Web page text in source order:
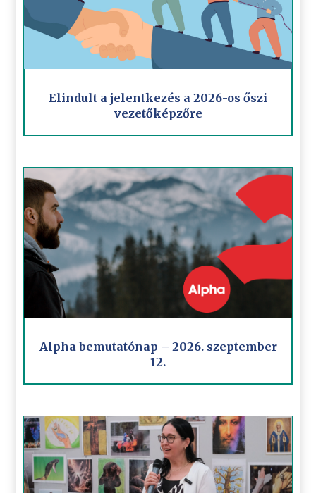
Elindult a jelentkezés a 2026-os őszi
vezetőképzőre
Alpha bemutatónap – 2026. szeptember
12.